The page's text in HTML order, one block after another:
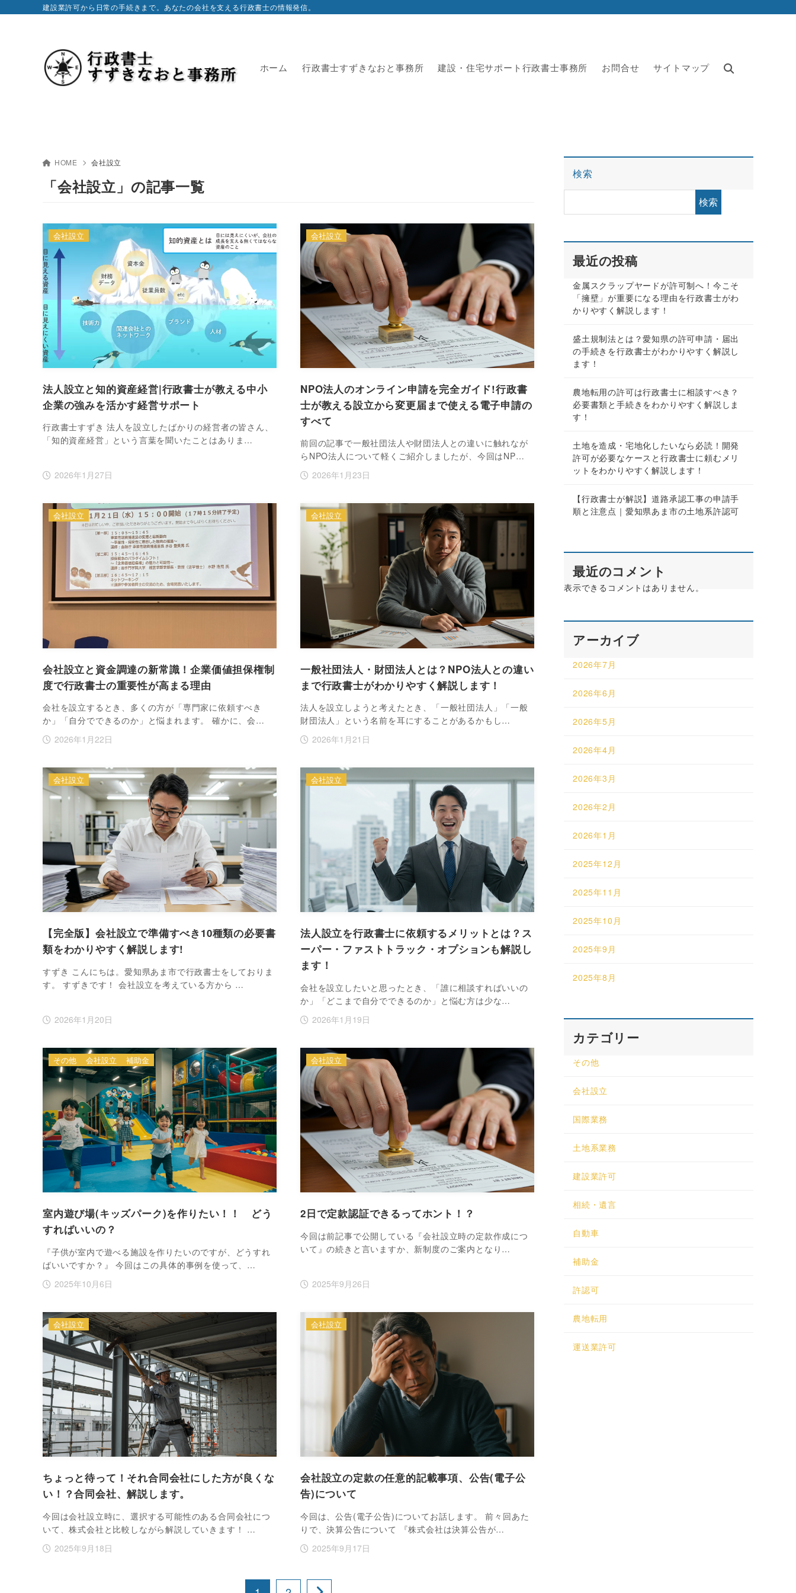
建設業許可から日常の手続きまで。あなたの会社を支える行政書士の情報発信。
ホーム 行政書士すずきなおと事務所 建設・住宅サポート行政書士事務所 お問合せ サイトマップ
HOME 会社設立
「会社設立」の記事一覧
法人設立と知的資産経営|行政書士が教える中小
企業の強みを活かす経営サポート
行政書士すずき 法人を設立したばかりの経営者の皆さん、
「知的資産経営」という言葉を聞いたことはありま…
2026年1月27日
会社設立
NPO法人のオンライン申請を完全ガイド!行政書
士が教える設立から変更届まで使える電子申請の
すべて
前回の記事で一般社団法人や財団法人との違いに触れなが
らNPO法人について軽くご紹介しましたが、今回はNP…
2026年1月23日
会社設立
会社設立と資金調達の新常識！企業価値担保権制
度で行政書士の重要性が高まる理由
会社を設立するとき、多くの方が「専門家に依頼すべき
か」「自分でできるのか」と悩まれます。 確かに、会…
2026年1月22日
会社設立
一般社団法人・財団法人とは？NPO法人との違い
まで行政書士がわかりやすく解説します！
法人を設立しようと考えたとき、「一般社団法人」「一般
財団法人」という名前を耳にすることがあるかもし…
2026年1月21日
会社設立
【完全版】会社設立で準備すべき10種類の必要書
類をわかりやすく解説します!
すずき こんにちは。愛知県あま市で行政書士をしておりま
す。 すずきです！ 会社設立を考えている方から …
2026年1月20日
会社設立
法人設立を行政書士に依頼するメリットとは？ス
ーパー・ファストトラック・オプションも解説し
ます！
会社を設立したいと思ったとき、「誰に相談すればいいの
か」「どこまで自分でできるのか」と悩む方は少な…
2026年1月19日
会社設立
室内遊び場(キッズパーク)を作りたい！！ どう
すればいいの？
『子供が室内で遊べる施設を作りたいのですが、どうすれ
ばいいですか？』 今回はこの具体的事例を使って、…
2025年10月6日
その他 会社設立 補助金
2日で定款認証できるってホント！？
今回は前記事で公開している『会社設立時の定款作成につ
いて』の続きと言いますか、新制度のご案内となり…
2025年9月26日
会社設立
ちょっと待って！それ合同会社にした方が良くな
い！？合同会社、解説します。
今回は会社設立時に、選択する可能性のある合同会社につ
いて、株式会社と比較しながら解説していきます！ …
2025年9月18日
会社設立
会社設立の定款の任意的記載事項、公告(電子公
告)について
今回は、公告(電子公告)についてお話します。 前々回あた
りで、決算公告について 『株式会社は決算公告が…
2025年9月17日
会社設立
検索
検索
最近の投稿
金属スクラップヤードが許可制へ！今こそ
「擁壁」が重要になる理由を行政書士がわ
かりやすく解説します！
盛土規制法とは？愛知県の許可申請・届出
の手続きを行政書士がわかりやすく解説し
ます！
農地転用の許可は行政書士に相談すべき？
必要書類と手続きをわかりやすく解説しま
す！
土地を造成・宅地化したいなら必読！開発
許可が必要なケースと行政書士に頼むメリ
ットをわかりやすく解説します！
【行政書士が解説】道路承認工事の申請手
順と注意点｜愛知県あま市の土地系許認可
最近のコメント
表示できるコメントはありません。
アーカイブ
2026年7月
2026年6月
2026年5月
2026年4月
2026年3月
2026年2月
2026年1月
2025年12月
2025年11月
2025年10月
2025年9月
2025年8月
カテゴリー
その他
会社設立
国際業務
土地系業務
建設業許可
相続・遺言
自動車
補助金
許認可
農地転用
運送業許可